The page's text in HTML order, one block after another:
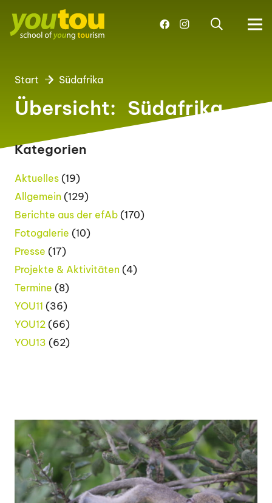
Start Südafrika
Übersicht: Südafrika
Kategorien
Aktuelles (19)
Allgemein (129)
Berichte aus der efAb (170)
Fotogalerie (10)
Presse (17)
Projekte & Aktivitäten (4)
Termine (8)
YOU11 (36)
YOU12 (66)
YOU13 (62)